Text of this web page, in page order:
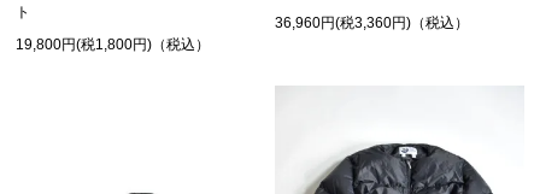
ト
19,800円(税1,800円)（税込）
36,960円(税3,360円)（税込）